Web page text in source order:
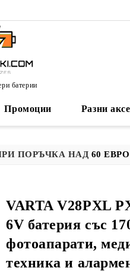
батерии
Промоции Разни
ПОРЪЧКА НАД 60 ЕВРО
VARTA V28PXL
6V батерия със
фотоапарати,
техника и